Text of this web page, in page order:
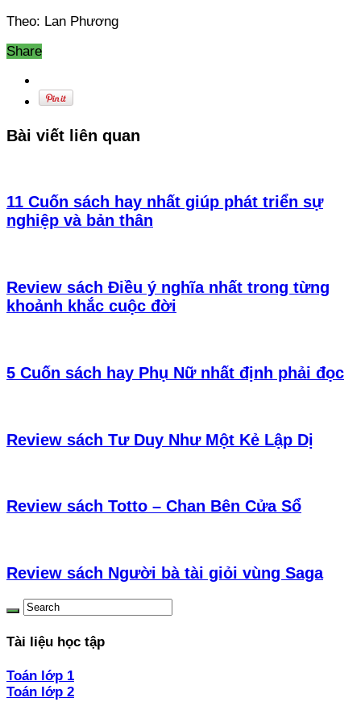
Theo: Lan Phương
Share
Bài viết liên quan
11 Cuốn sách hay nhất giúp phát triển sự
nghiệp và bản thân
Review sách Điều ý nghĩa nhất trong từng
khoảnh khắc cuộc đời
5 Cuốn sách hay Phụ Nữ nhất định phải đọc
Review sách Tư Duy Như Một Kẻ Lập Dị
Review sách Totto – Chan Bên Cửa Sổ
Review sách Người bà tài giỏi vùng Saga
Tài liệu học tập
Toán lớp 1
Toán lớp 2